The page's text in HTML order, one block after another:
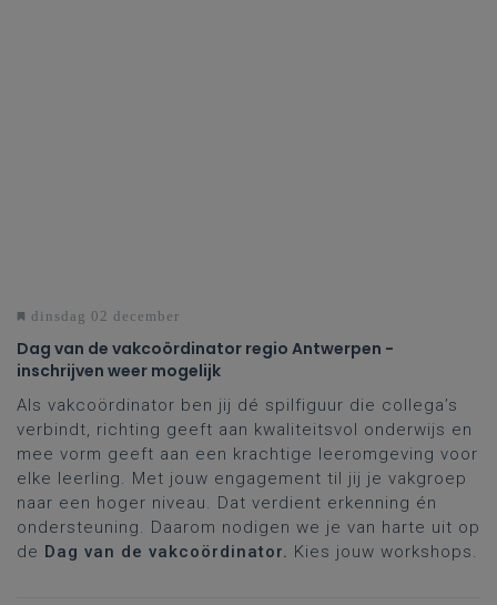
dinsdag 02 december
Dag van de vakcoördinator regio Antwerpen -
inschrijven weer mogelijk
Als vakcoördinator ben jij dé spilfiguur die collega’s
verbindt, richting geeft aan kwaliteitsvol onderwijs en
mee vorm geeft aan een krachtige leeromgeving voor
elke leerling. Met jouw engagement til jij je vakgroep
naar een hoger niveau. Dat verdient erkenning én
ondersteuning. Daarom nodigen we je van harte uit op
de Dag van de vakcoördinator. Kies jouw workshops.